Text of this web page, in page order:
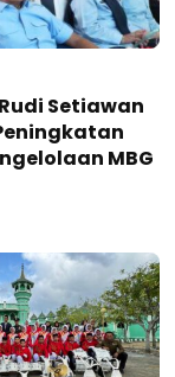
Setiawan
MBG